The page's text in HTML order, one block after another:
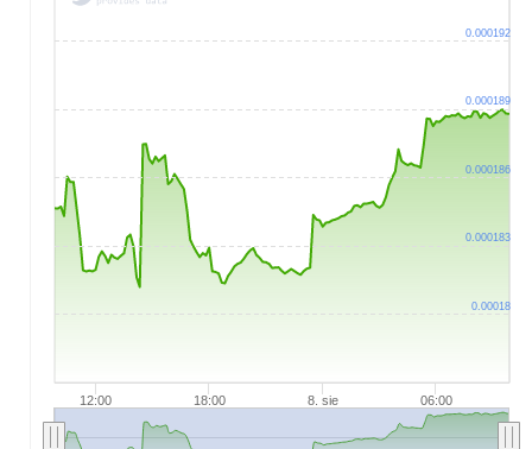
12:00 18:00 8. sie 06:00
0.00018
0.000183
0.000186
0.000189
0.000192